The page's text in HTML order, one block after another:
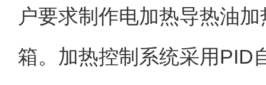
户要求制作电加热导热油
箱。加热控制系统采用 PID